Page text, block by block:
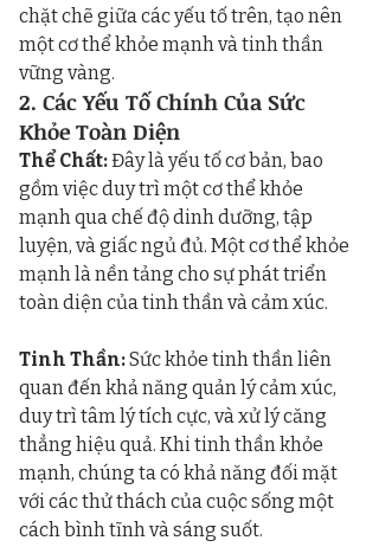
chặt chẽ giữa các yếu tố trên, tạo nên
một cơ thể khỏe mạnh và tinh thần
vững vàng.
2. Các Yếu Tố Chính Của Sức
Khỏe Toàn Diện
Thể Chất: Đây là yếu tố cơ bản, bao
gồm việc duy trì một cơ thể khỏe
mạnh qua chế độ dinh dưỡng, tập
luyện, và giấc ngủ đủ. Một cơ thể khỏe
mạnh là nền tảng cho sự phát triển
toàn diện của tinh thần và cảm xúc.
Tinh Thần: Sức khỏe tinh thần liên
quan đến khả năng quản lý cảm xúc,
duy trì tâm lý tích cực, và xử lý căng
thẳng hiệu quả. Khi tinh thần khỏe
mạnh, chúng ta có khả năng đối mặt
với các thử thách của cuộc sống một
cách bình tĩnh và sáng suốt.